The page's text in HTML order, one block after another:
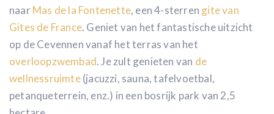
naar Mas de la Fontenette, een 4-sterren gite van
Gites de France. Geniet van het fantastische uitzicht
op de Cevennen vanaf het terras van het
overloopzwembad. Je zult genieten van de
wellnessruimte(jacuzzi, sauna, tafelvoetbal,
petanqueterrein, enz.) in een bosrijk park van 2,5